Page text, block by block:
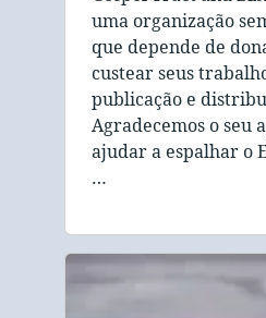
uma organização
que depende de
custear seus
publicação e
Agradecemos o seu
ajudar a espalhar o
…